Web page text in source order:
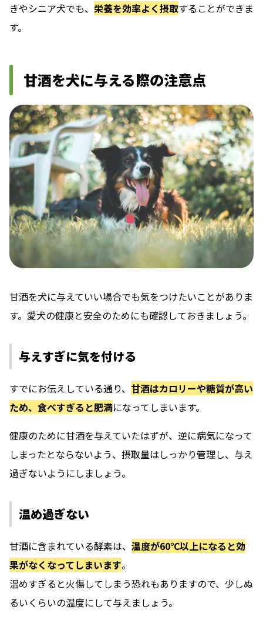
きやシニア犬でも、 栄養を効率よく摂取することができま
す。
甘酒を犬に与える際の注意点
甘酒を犬に与えていい場合でも気をつけたいことがありま
す。愛犬の健康と安全のためにも確認しておきましょう。
与えすぎに気を付ける
すでにお伝えしている通り、 甘酒はカロリーや糖質が高い
ため、食べすぎると肥満になってしまいます。
健康のために甘酒を与えていたはずが、逆に病気になって
しまったとならないよう、摂取量はしっかり管理し、与え
過ぎないようにしましょう。
温め過ぎない
甘酒に含まれている酵素は、 温度が60℃以上になると効
果がなくなってしまいます。
温めすぎると火傷してしまう恐れもありますので、少しぬ
るいくらいの温度にして与えましょう。